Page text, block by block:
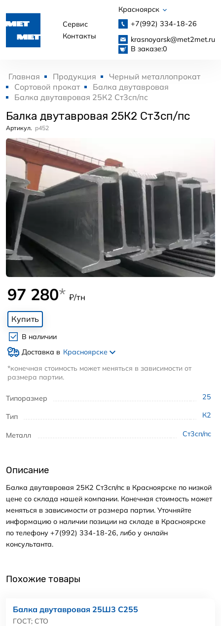
Сервис
Контакты
Красноярск
+7(992) 334-18-26
krasnoyarsk@met2met.ru
В заказе:0
Главная Продукция
Черный металлопрокат
Сортовой прокат
Балка двутавровая
Балка двутавровая 25К2 Ст3сп/пс
Балка двутавровая 25К2 Ст3сп/пс
Артикул. p452
Типоразмер 25
Тип К2
Металл Ст3сп/пс
97 280* ₽/тн
Купить
В наличии
Доставка в Красноярске
*конечная стоимость может меняться в зависимости от
размера партии.
Описание
Балка двутавровая 25К2 Ст3сп/пс в Красноярске по низкой
цене со склада нашей компании. Конечная стоимость может
меняться в зависимости от размера партии. Уточняйте
информацию о наличии позиции на складе в Красноярске
по телефону +7(992) 334-18-26, либо у онлайн
консультанта.
Похожие товары
Балка двутавровая 25Ш3 С255
ГОСТ; СТО